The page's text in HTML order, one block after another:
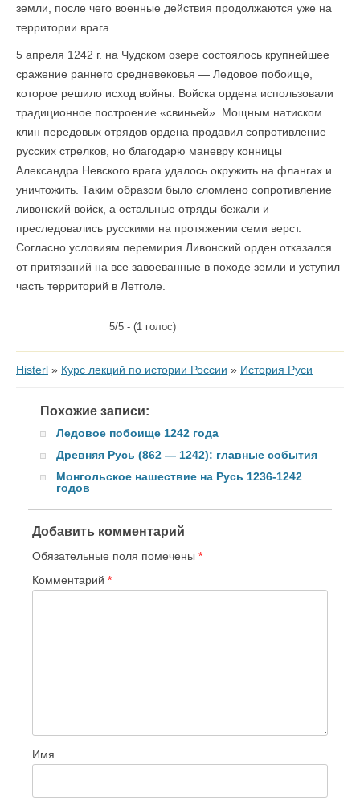
земли, после чего военные действия продолжаются уже на
территории врага.
5 апреля 1242 г. на Чудском озере состоялось крупнейшее
сражение раннего средневековья — Ледовое побоище,
которое решило исход войны. Войска ордена использовали
традиционное построение «свиньей». Мощным натиском
клин передовых отрядов ордена продавил сопротивление
русских стрелков, но благодарю маневру конницы
Александра Невского врага удалось окружить на флангах и
уничтожить. Таким образом было сломлено сопротивление
ливонский войск, а остальные отряды бежали и
преследовались русскими на протяжении семи верст.
Согласно условиям перемирия Ливонский орден отказался
от притязаний на все завоеванные в походе земли и уступил
часть территорий в Летголе.
5/5 - (1 голос)
Histerl » Курс лекций по истории России » История Руси
Похожие записи:
Ледовое побоище 1242 года
Древняя Русь (862 — 1242): главные события
Монгольское нашествие на Русь 1236-1242
годов
Добавить комментарий
Обязательные поля помечены *
Комментарий *
Имя